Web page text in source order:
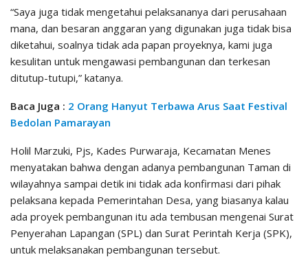
“Saya juga tidak mengetahui pelaksananya dari perusahaan
mana, dan besaran anggaran yang digunakan juga tidak bisa
diketahui, soalnya tidak ada papan proyeknya, kami juga
kesulitan untuk mengawasi pembangunan dan terkesan
ditutup-tutupi,” katanya.
Baca Juga : 2 Orang Hanyut Terbawa Arus Saat Festival
Bedolan Pamarayan
Holil Marzuki, Pjs, Kades Purwaraja, Kecamatan Menes
menyatakan bahwa dengan adanya pembangunan Taman di
wilayahnya sampai detik ini tidak ada konfirmasi dari pihak
pelaksana kepada Pemerintahan Desa, yang biasanya kalau
ada proyek pembangunan itu ada tembusan mengenai Surat
Penyerahan Lapangan (SPL) dan Surat Perintah Kerja (SPK),
untuk melaksanakan pembangunan tersebut.